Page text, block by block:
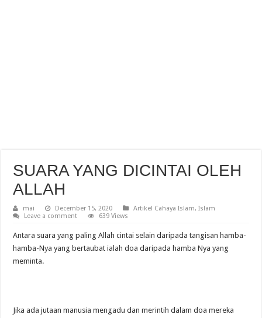
SUARA YANG DICINTAI OLEH
ALLAH
mai December 15, 2020 Artikel Cahaya Islam,Islam
Leave a comment
639 Views
Antara suara yang paling Allah cintai selain daripada tangisan hamba-
hamba-Nya yang bertaubat ialah doa daripada hamba Nya yang
meminta.
Jika ada jutaan manusia mengadu dan merintih dalam doa mereka